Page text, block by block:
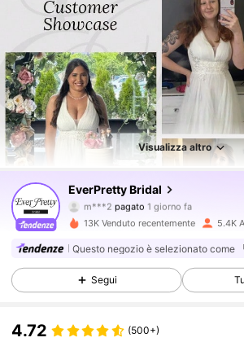
Visualizza altro
EverPretty Bridal
4.75 27K Follower
m***2pagato1 giorno fa
m***g segue15 ore fa
4.75 27K Follower
13K Venduto recentemente 5.4K
Questo negozio è selezionato come
Segui
4.72 (500+)